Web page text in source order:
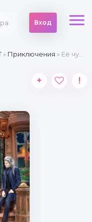
Вход
» Приключения » Её чудовище
+ !